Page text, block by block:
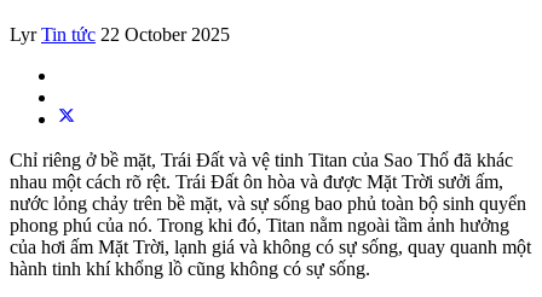
Lyr Tin tức 22 October 2025
Chỉ riêng ở bề mặt, Trái Đất và vệ tinh Titan của Sao Thổ đã khác
nhau một cách rõ rệt. Trái Đất ôn hòa và được Mặt Trời sưởi ấm,
nước lỏng chảy trên bề mặt, và sự sống bao phủ toàn bộ sinh quyển
phong phú của nó. Trong khi đó, Titan nằm ngoài tầm ảnh hưởng
của hơi ấm Mặt Trời, lạnh giá và không có sự sống, quay quanh một
hành tinh khí khổng lồ cũng không có sự sống.